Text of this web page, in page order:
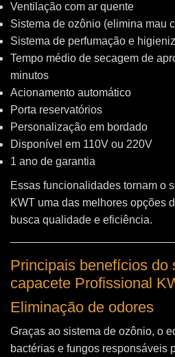
Ventilação com ar quente
Sistema de ozônio (elimina mau
Sistema de perfumação e
Tempo médio de secagem de
minutos
Acionamento automático
Porta reservatórios
Personalização em bordado
Disponível em 110V ou 220V
1 ano de garantia
Essas funcionalidades tornam o
KWT uma das melhores opções
busca qualidade e eficiência.
Principais benefícios do
capacete Profissional
Eliminação de odores
Graças ao sistema de ozônio, o
bactérias e fungos responsáveis